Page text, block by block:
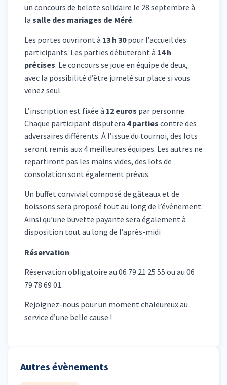
un concours de belote solidaire le 28 septembre à
la salle des mariages de Méré.
Les portes ouvriront à 13 h 30pour l’accueil des
participants. Les parties débuteront à 14 h
précises. Le concours se joue en équipe de deux,
avec la possibilité d’être jumelé sur place si vous
venez seul.
L’inscription est fixée à 12 euros par personne.
Chaque participant disputera 4 parties contre des
adversaires différents. À l’issue du tournoi, des lots
seront remis aux 4 meilleures équipes. Les autres ne
repartiront pas les mains vides, des lots de
consolation sont également prévus.
Un buffet convivial composé de gâteaux et de
boissons sera proposé tout au long de l’événement.
Ainsi qu’une buvette payante sera également à
disposition tout au long de l’après-midi
Réservation
Réservation obligatoire au 06 79 21 25 55 ou au 06
79 78 69 01.
Rejoignez-nous pour un moment chaleureux au
service d’une belle cause !
Autres évènements